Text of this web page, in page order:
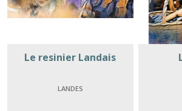
Le resinier Landais
LANDES